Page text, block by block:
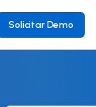
Solicitar Demo